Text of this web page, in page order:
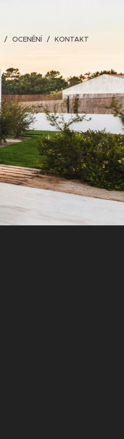
OCENĚNÍ KONTAKT